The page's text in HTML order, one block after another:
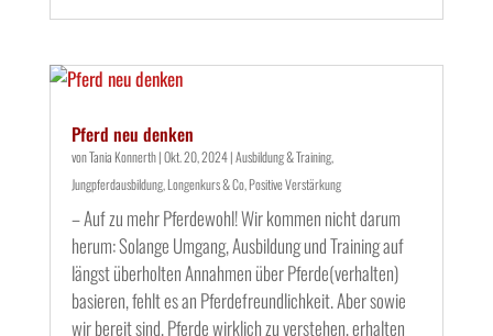
Pferd neu denken
vonTania Konnerth|Okt. 20, 2024|Ausbildung & Training,
Jungpferdausbildung,Longenkurs & Co,Positive Verstärkung
– Auf zu mehr Pferdewohl! Wir kommen nicht darum
herum: Solange Umgang, Ausbildung und Training auf
längst überholten Annahmen über Pferde(verhalten)
basieren, fehlt es an Pferdefreundlichkeit. Aber sowie
wir bereit sind, Pferde wirklich zu verstehen, erhalten